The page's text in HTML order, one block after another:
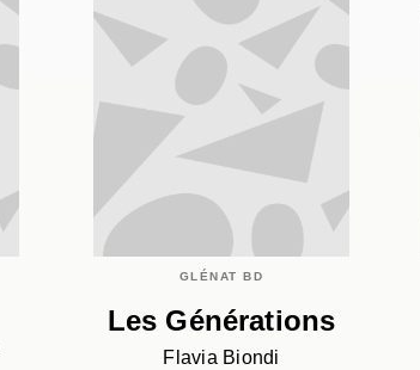
GLÉNAT BD
Les Générations
Flavia Biondi